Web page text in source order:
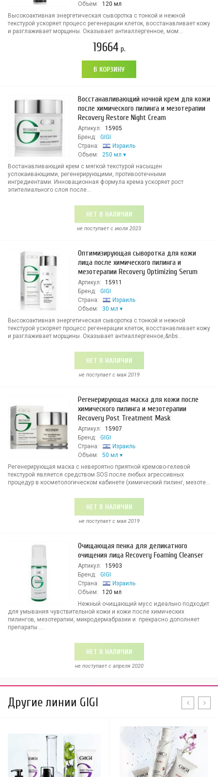
Объем:
120 мл
Высокоактивная энергетическая сыворотка с тонкой и нежной
текстурой ускоряет процесс регенерации клеток, восстанавливает кожу
и разглаживает морщины. Оказывает антиаллергенное, мом...
19664 р.
В КОРЗИНУ
Восстанавливающий ночной крем для кожи
после химического пилинга и мезотерапии
Recovery Restore Night Cream
Артикул:
15905
Бренд:
GIGI
Страна:
Израиль
Объем:
250 мл
Востанавливающий крем с мягкой текстурой насыщен
успокаивающими, регенерирующими, противоотечными
ингредиентами. Инновационная формула крема ускоряет рост
эпителиального слоя после...
НЕТ В НАЛИЧИИ
не поступает c июля 2023
Оптимизирующая сыворотка для кожи
лица после химического пилинга и
мезотерапии Recovery Optimizing Serum
Артикул:
15911
Бренд:
GIGI
Страна:
Израиль
Объем:
30 мл
Высокоактивная энергетическая сыворотка с тонкой и нежной
текстурой ускоряет процесс регенерации клеток, восстанавливает кожу
и разглаживает морщины. Оказывает антиаллергенное,&nbs...
НЕТ В НАЛИЧИИ
не поступает c мая 2019
Регенерирующая маска для кожи после
химического пилинга и мезотерапии
Recovery Post Treatment Mask
Артикул:
15907
Бренд:
GIGI
Страна:
Израиль
Объем:
50 мл
Регенерирующая маска с невероятно приятной кремово-гелевой
текстурой является средством SOS после любых агрессивных
процедур в косметологическом кабинете (химический пилинг, мезоте...
НЕТ В НАЛИЧИИ
не поступает c мая 2019
Очищающая пенка для деликатного
очищения лица Recovery Foaming Cleanser
Артикул:
15903
Бренд:
GIGI
Страна:
Израиль
Объем:
120 мл
Нежный очищающий мусс идеально подходит
для умывания чувствительной кожи и кожи после химических
пилингов, мезотерапии, микродермабразии и прекрасно дополняет
препараты ...
НЕТ В НАЛИЧИИ
не поступает c апреля 2020
Другие линии GIGI